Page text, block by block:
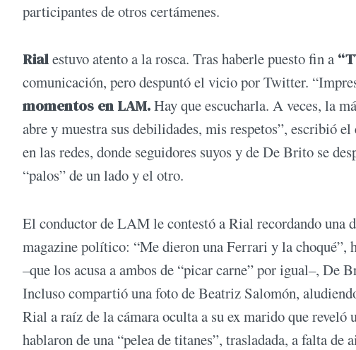
participantes de otros certámenes.
Rialestuvo atento a la rosca. Tras haberle puesto fin a
comunicación, pero despuntó el vicio por Twitter.
momentos en LAM.Hay que escucharla. A veces, la
abre y muestra sus debilidades, mis respetos”, escribió
en las redes, donde seguidores suyos y de De Brito se
“palos” de un lado y el otro.
El conductor de LAM le contestó a Rial recordando una
magazine político: “Me dieron una Ferrari y la
–que los acusa a ambos de “picar carne” por igual–, De
Incluso compartió una foto de Beatriz Salomón,
Rial a raíz de la cámara oculta a su ex marido que
hablaron de una “pelea de titanes”, trasladada, a falta de